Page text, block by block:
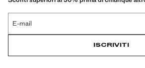
E-mail
ISCRIVITI